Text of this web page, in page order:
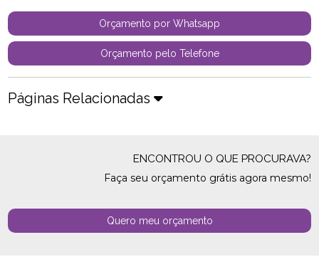
Orçamento por Whatsapp
Orçamento pelo Telefone
Páginas Relacionadas
ENCONTROU O QUE PROCURAVA?
Faça seu orçamento grátis agora mesmo!
Quero meu orçamento